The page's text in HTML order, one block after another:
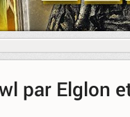
par Elglon